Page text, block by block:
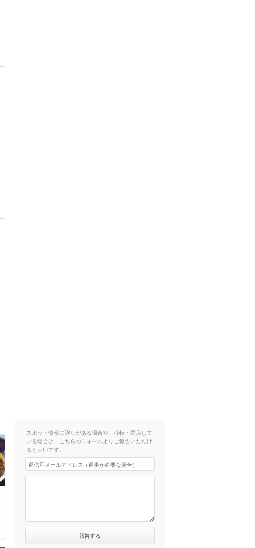
スポット情報に誤りがある場合や、移転・閉店して
いる場合は、こちらのフォームよりご報告いただけ
ると幸いです。